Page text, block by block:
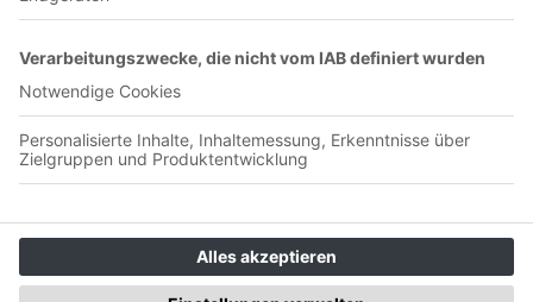
Olympia-Verlag GmbH
Badstraße 4-6
90402 Nürnberg
Unterstütze uns <3
👉 Podcast einreichen👉 Selber einen Podcast starten👉 Supporter